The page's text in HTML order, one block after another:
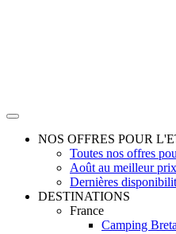
NOS OFFRES POUR
Toutes nos offres
Août au meilleur prix
Dernières
DESTINATIONS
France
Camping